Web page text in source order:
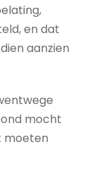
en dat
aanzien
mocht
moeten